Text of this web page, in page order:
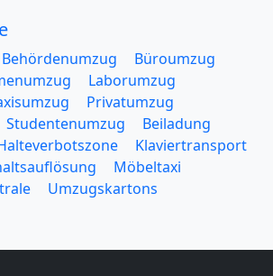
Behördenumzug
Büroumzug
Laborumzug
Privatumzug
Studentenumzug
Beiladung
Klaviertransport
Möbeltaxi
Umzugskartons